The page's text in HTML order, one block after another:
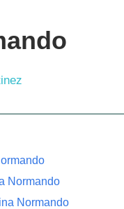
Normando
Normando